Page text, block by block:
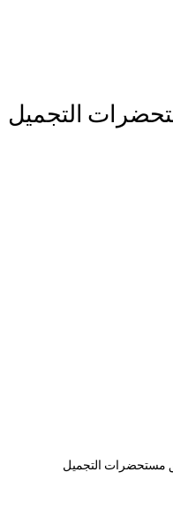
التجميل
مستحضرات التجميل